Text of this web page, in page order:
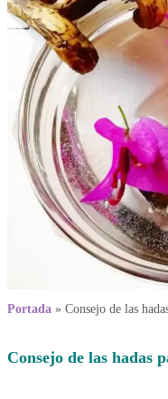
Portada » Consejo de las
Consejo de las hadas